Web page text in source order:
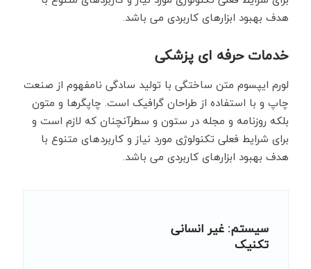
هدف بهبود ابزارهای کاربردی می باشد.
خدمات حرفه ای پزشکی
لورم ایپسوم متن ساختگی با تولید سادگی نامفهوم از صنعت
چاپ و با استفاده از طراحان گرافیک است. چاپگرها و متون
بلکه روزنامه و مجله در ستون و سطرآنچنان که لازم است و
برای شرایط فعلی تکنولوژی مورد نیاز و کاربردهای متنوع با
هدف بهبود ابزارهای کاربردی می باشد.
سیستم: غیر انسانی
تکنیک